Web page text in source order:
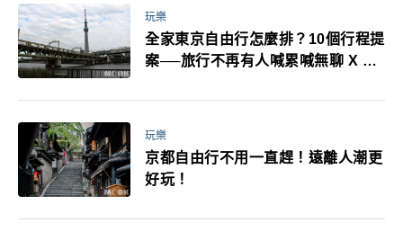
玩樂
全家東京自由行怎麼排？10個行程提
案──旅行不再有人喊累喊無聊 X 爸
玩樂
京都自由行不用一直趕！遠離人潮更
好玩！